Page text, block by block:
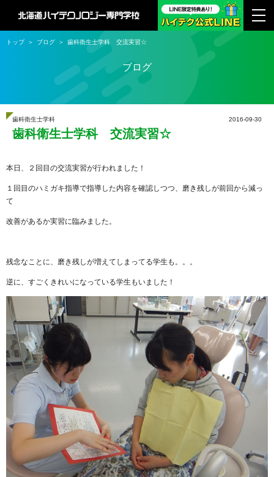
ブログ
トップ ブログ 歯科衛生士学科 交流実習☆
2016-09-30
歯科衛生士学科
歯科衛生士学科 交流実習☆
本日、２回目の交流実習が行われました！
１回目のハミガキ指導で指導した内容を確認しつつ、磨き残しが前回から減っ
て
改善があるか実習に臨みました。
残念なことに、磨き残しが増えてしまってる学生も。。。
逆に、すごくきれいになっている学生もいました！